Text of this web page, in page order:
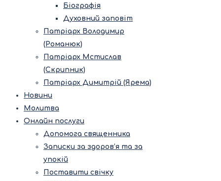
Біографія
Духовний заповіт
Патріарх Володимир
(Романюк)
Патріарх Мстислав
(Скрипник)
Патріарх Димитрій (Ярема)
Новини
Молитва
Онлайн послуги
Допомога священника
Записки за здоров’я та за
упокій
Поставити свічку